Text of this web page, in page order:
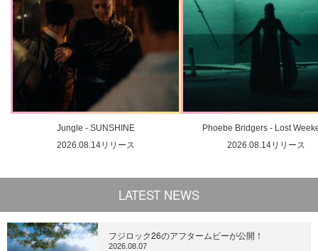
Jungle - SUNSHINE
2026.08.14リリース
Phoebe Bridgers - Lost
2026.08.14リリース
LATEST NEWS
フジロック26のアフタームビーが公開！
2026.08.07